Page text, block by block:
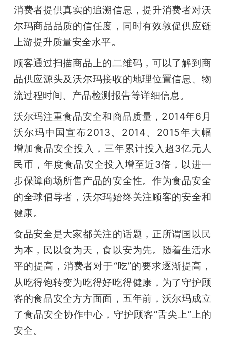
消费者提供真实的追溯信息，提升消费者对沃
尔玛商品品质的信任度，同时有效敦促供应链
上游提升质量安全水平。
顾客通过扫描商品上的二维码，可以了解到商
品供应源头及沃尔玛接收的地理位置信息、物
流过程时间、产品检测报告等详细信息。
沃尔玛注重食品安全和商品质量，2014年6月
沃尔玛中国宣布2013、2014、2015年大幅
增加食品安全投入，三年累计投入超3亿元人
民币，年度食品安全投入增至近3倍，以进一
步保障商场所售产品的安全性。作为食品安全
的全球倡导者，沃尔玛始终关注顾客的安全和
健康。
食品安全是大家都关注的话题，正所谓国以民
为本，民以食为天，食以安为先。随着生活水
平的提高，消费者对于“吃”的要求逐渐提高，
从吃得饱转变为吃得好吃得健康，为了守护顾
客的食品安全方方面面，五年前，沃尔玛成立
了食品安全协作中心，守护顾客“舌尖上”上的
安全。